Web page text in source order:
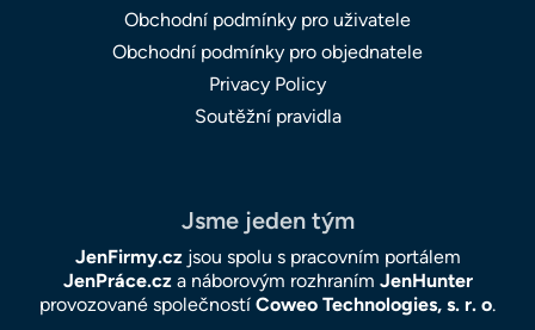
Obchodní podmínky pro uživatele
Obchodní podmínky pro objednatele
Privacy Policy
Soutěžní pravidla
Jsme jeden tým
JenFirmy.czjsou spolu s pracovním portálem
JenPráce.cza náborovým rozhraním JenHunter
provozované společností Coweo Technologies, s. r. o.